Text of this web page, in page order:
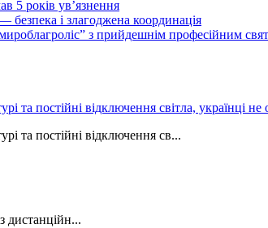
5 років ув’язнення
і злагоджена координація
з прийдешнім професійним
та постійні відключення світла,
та постійні відключення св...
дистанційн...